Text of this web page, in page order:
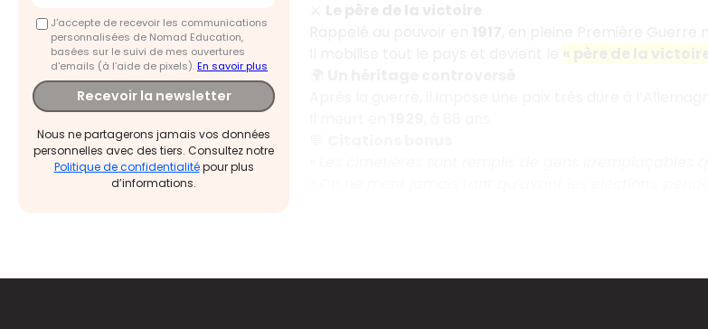
J'accepte de recevoir les communications
personnalisées de Nomad Education,
basées sur le suivi de mes ouvertures
d'emails (à l’aide de pixels).En savoir plus
Recevoir la newsletter
Nous ne partagerons jamais vos données
personnelles avec des tiers. Consultez notre
Politique de confidentialitépour plus
d’informations.